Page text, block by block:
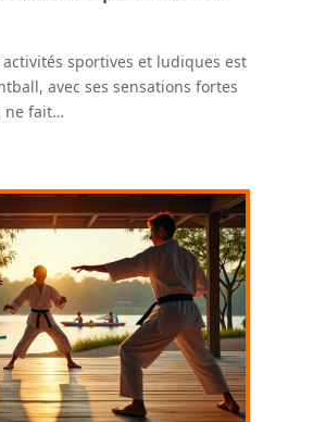
sportives et ludiques est
avec ses sensations fortes
ne fait…